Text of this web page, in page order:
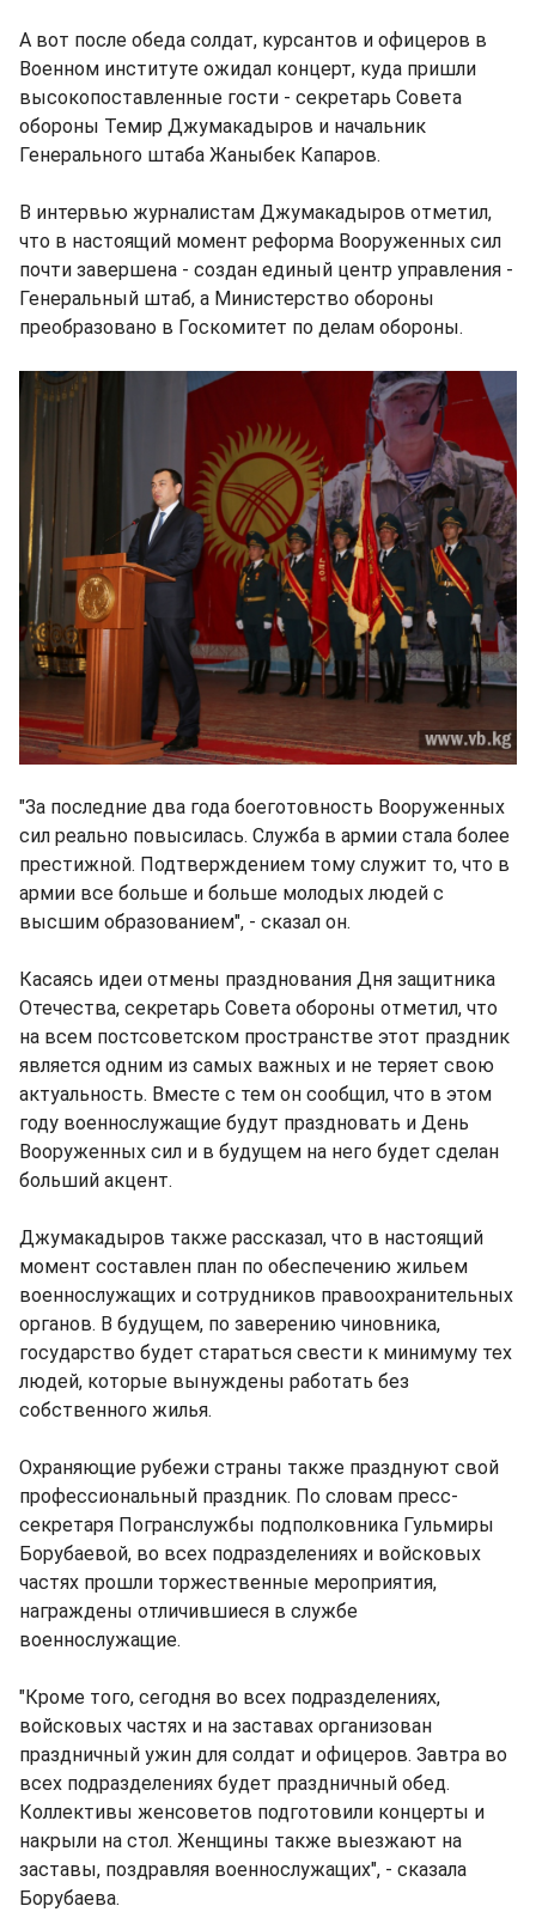
А вот после обеда солдат, курсантов и офицеров в
Военном институте ожидал концерт, куда пришли
высокопоставленные гости - секретарь Совета
обороны Темир Джумакадыров и начальник
Генерального штаба Жаныбек Капаров.
В интервью журналистам Джумакадыров отметил,
что в настоящий момент реформа Вооруженных сил
почти завершена - создан единый центр управления -
Генеральный штаб, а Министерство обороны
преобразовано в Госкомитет по делам обороны.
"За последние два года боеготовность Вооруженных
сил реально повысилась. Служба в армии стала более
престижной. Подтверждением тому служит то, что в
армии все больше и больше молодых людей с
высшим образованием", - сказал он.
Касаясь идеи отмены празднования Дня защитника
Отечества, секретарь Совета обороны отметил, что
на всем постсоветском пространстве этот праздник
является одним из самых важных и не теряет свою
актуальность. Вместе с тем он сообщил, что в этом
году военнослужащие будут праздновать и День
Вооруженных сил и в будущем на него будет сделан
больший акцент.
Джумакадыров также рассказал, что в настоящий
момент составлен план по обеспечению жильем
военнослужащих и сотрудников правоохранительных
органов. В будущем, по заверению чиновника,
государство будет стараться свести к минимуму тех
людей, которые вынуждены работать без
собственного жилья.
Охраняющие рубежи страны также празднуют свой
профессиональный праздник. По словам пресс-
секретаря Погранслужбы подполковника Гульмиры
Борубаевой, во всех подразделениях и войсковых
частях прошли торжественные мероприятия,
награждены отличившиеся в службе
военнослужащие.
"Кроме того, сегодня во всех подразделениях,
войсковых частях и на заставах организован
праздничный ужин для солдат и офицеров. Завтра во
всех подразделениях будет праздничный обед.
Коллективы женсоветов подготовили концерты и
накрыли на стол. Женщины также выезжают на
заставы, поздравляя военнослужащих", - сказала
Борубаева.